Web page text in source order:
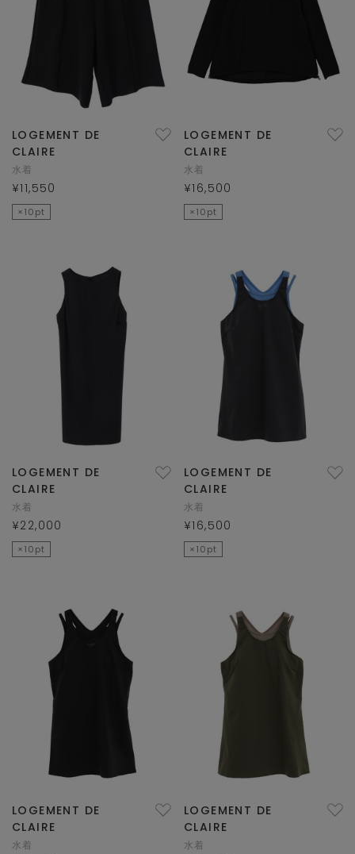
LOGEMENT DE
CLAIRE
水着
¥11,550
×10pt
LOGEMENT DE
CLAIRE
水着
¥16,500
×10pt
LOGEMENT DE
CLAIRE
水着
¥22,000
×10pt
LOGEMENT DE
CLAIRE
水着
¥16,500
×10pt
LOGEMENT DE
CLAIRE
水着
LOGEMENT DE
CLAIRE
水着